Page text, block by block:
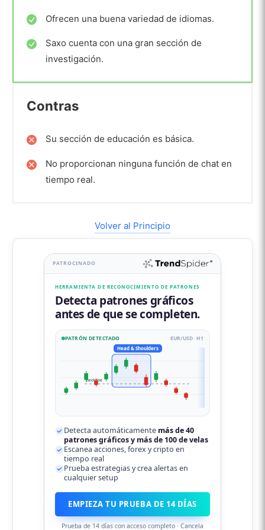
VISITA SAXO
El 65% de las cuentas de inversores minoristas pierden dinero
Ofrecen una buena variedad de idiomas.
Saxo cuenta con una gran sección de
investigación.
Contras
Su sección de educación es básica.
No proporcionan ninguna función de chat en
tiempo real.
Volver al Principio
PATROCINADO
HERRAMIENTA DE RECONOCIMIENTO DE PATRONES
Detecta patrones gráficos
antes de que se completen.
PATRÓN DETECTADO EUR/USD · H1
neckline
Head & Shoulders
Detecta automáticamente más de 40
patrones gráficos y más de 100 de velas
Escanea acciones, forex y cripto en
tiempo real
Prueba estrategias y crea alertas en
cualquier setup
EMPIEZA TU PRUEBA DE 14 DÍAS
Prueba de 14 días con acceso completo · Cancela